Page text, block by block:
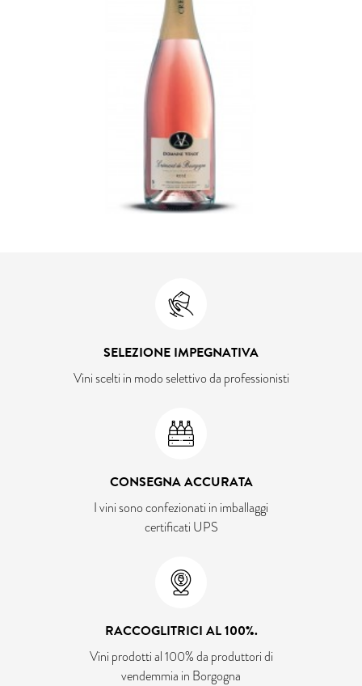
SELEZIONE IMPEGNATIVA
Vini scelti in modo selettivo da professionisti
CONSEGNA ACCURATA
I vini sono confezionati in imballaggi
certificati UPS
RACCOGLITRICI AL 100%.
Vini prodotti al 100% da produttori di
vendemmia in Borgogna